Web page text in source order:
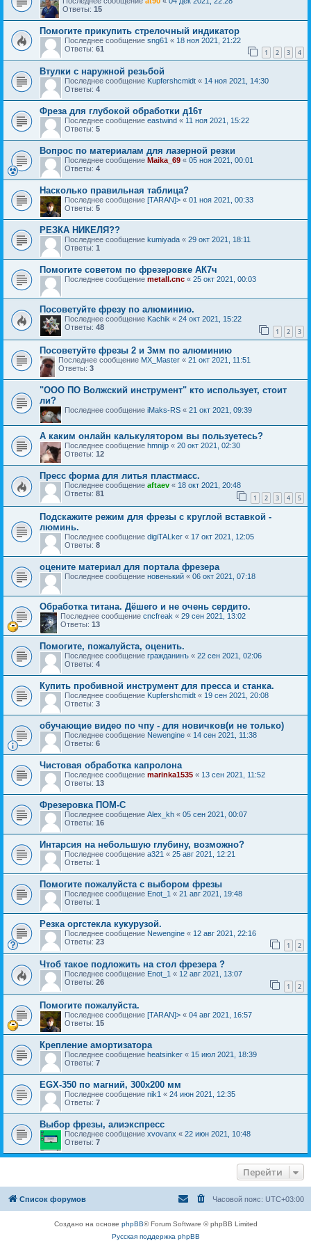
Ответы: 15
Помогите прикупить стрелочный индикатор
Последнее сообщение sng61 « 18 ноя 2021, 21:22
Ответы: 61 1 2 3 4
Втулки с наружной резьбой
Последнее сообщение Kupfershcmidt « 14 ноя 2021, 14:30
Ответы: 4
Фреза для глубокой обработки д16т
Последнее сообщение eastwind « 11 ноя 2021, 15:22
Ответы: 5
Вопрос по материалам для лазерной резки
Последнее сообщение Maika_69 « 05 ноя 2021, 00:01
Ответы: 4
Насколько правильная таблица?
Последнее сообщение [TARAN]> « 01 ноя 2021, 00:33
Ответы: 5
РЕЗКА НИКЕЛЯ??
Последнее сообщение kumiyada « 29 окт 2021, 18:11
Ответы: 1
Помогите советом по фрезеровке АК7ч
Последнее сообщение metall.cnc « 25 окт 2021, 00:03
Посоветуйте фрезу по алюминию.
Последнее сообщение Kachik « 24 окт 2021, 15:22
Ответы: 48 1 2 3
Посоветуйте фрезы 2 и 3мм по алюминию
Последнее сообщение MX_Master « 21 окт 2021, 11:51
Ответы: 3
"ООО ПО Волжский инструмент" кто использует, стоит
ли?
Последнее сообщение iMaks-RS « 21 окт 2021, 09:39
А каким онлайн калькулятором вы пользуетесь?
Последнее сообщение hmnijp « 20 окт 2021, 02:30
Ответы: 12
Пресс форма для литья пластмасс.
Последнее сообщение aftaev « 18 окт 2021, 20:48
Ответы: 81 1 2 3 4 5
Подскажите режим для фрезы с круглой вставкой -
люминь.
Последнее сообщение digiTALker « 17 окт 2021, 12:05
Ответы: 8
оцените материал для портала фрезера
Последнее сообщение новенький « 06 окт 2021, 07:18
Обработка титана. Дёшего и не очень сердито.
Последнее сообщение cncfreak « 29 сен 2021, 13:02
Ответы: 13
Помогите, пожалуйста, оценить.
Последнее сообщение гражданинъ « 22 сен 2021, 02:06
Ответы: 4
Купить пробивной инструмент для пресса и станка.
Последнее сообщение Kupfershcmidt « 19 сен 2021, 20:08
Ответы: 3
обучающие видео по чпу - для новичков(и не только)
Последнее сообщение Newengine « 14 сен 2021, 11:38
Ответы: 6
Чистовая обработка капролона
Последнее сообщение marinka1535 « 13 сен 2021, 11:52
Ответы: 13
Фрезеровка ПОМ-С
Последнее сообщение Alex_kh « 05 сен 2021, 00:07
Ответы: 16
Интарсия на небольшую глубину, возможно?
Последнее сообщение a321 « 25 авг 2021, 12:21
Ответы: 1
Помогите пожалуйста с выбором фрезы
Последнее сообщение Enot_1 « 21 авг 2021, 19:48
Ответы: 1
Резка оргстекла кукурузой.
Последнее сообщение Newengine « 12 авг 2021, 22:16
Ответы: 23 1 2
Чтоб такое подложить на стол фрезера ?
Последнее сообщение Enot_1 « 12 авг 2021, 13:07
Ответы: 26 1 2
Помогите пожалуйста.
Последнее сообщение [TARAN]> « 04 авг 2021, 16:57
Ответы: 15
Крепление амортизатора
Последнее сообщение heatsinker « 15 июл 2021, 18:39
Ответы: 7
EGX-350 по магний, 300х200 мм
Последнее сообщение nik1 « 24 июн 2021, 12:35
Ответы: 7
Выбор фрезы, алиэкспресс
Последнее сообщение xvovanx « 22 июн 2021, 10:48
Ответы: 7
Перейти
Список форумов Часовой пояс: UTC+03:00
Создано на основе phpBB® Forum Software © phpBB Limited
Русская поддержка phpBB